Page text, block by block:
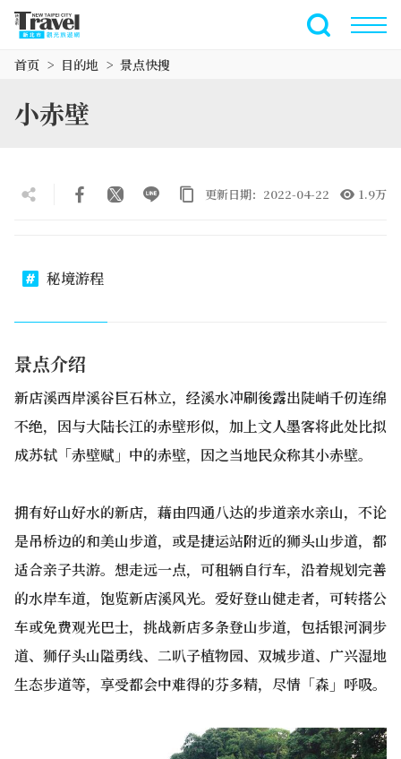
全文搜索
首页 目的地 景点快搜
小赤壁
更新日期：2022-04-22 1.9万
秘境游程
景点介绍
新店溪西岸溪谷巨石林立，经溪水冲刷後露出陡峭千仞连绵
不绝，因与大陆长江的赤壁形似，加上文人墨客将此处比拟
成苏轼「赤壁赋」中的赤壁，因之当地民众称其小赤壁。
拥有好山好水的新店，藉由四通八达的步道亲水亲山，不论
是吊桥边的和美山步道，或是捷运站附近的狮头山步道，都
适合亲子共游。想走远一点，可租辆自行车，沿着规划完善
的水岸车道，饱览新店溪风光。爱好登山健走者，可转搭公
车或免费观光巴士，挑战新店多条登山步道，包括银河洞步
道、狮仔头山隘勇线、二叭子植物园、双城步道、广兴湿地
生态步道等，享受都会中难得的芬多精，尽情「森」呼吸。